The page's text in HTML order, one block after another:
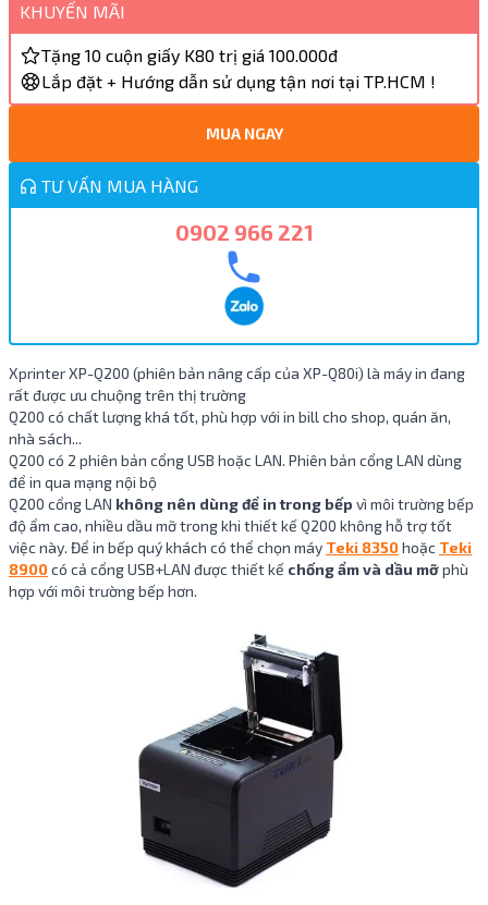
KHUYẾN MÃI
Tặng 10 cuộn giấy K80 trị giá 100.000đ
Lắp đặt + Hướng dẫn sử dụng tận nơi tại TP.HCM !
MUA NGAY
TƯ VẤN MUA HÀNG
0902 966 221
Xprinter XP-Q200 (phiên bản nâng cấp của XP-Q80i) là máy in đang
rất được ưu chuộng trên thị trường
Q200 có chất lượng khá tốt, phù hợp với in bill cho shop, quán ăn,
nhà sách...
Q200 có 2 phiên bản cổng USB hoặc LAN. Phiên bản cổng LAN dùng
để in qua mạng nội bộ
Q200 cổng LAN không nên dùng để in trong bếp vì môi trường bếp
độ ẩm cao, nhiều dầu mỡ trong khi thiết kế Q200 không hỗ trợ tốt
việc này. Để in bếp quý khách có thể chọn máy Teki 8350hoặc Teki
8900có cả cổng USB+LAN được thiết kế chống ẩm và dầu mỡphù
hợp với môi trường bếp hơn.